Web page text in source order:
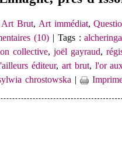
Art Brut, Art immédiat,
(10) | Tags :
collective, joël gayraud,
éditeur, art brut, l'or
chrostowska |